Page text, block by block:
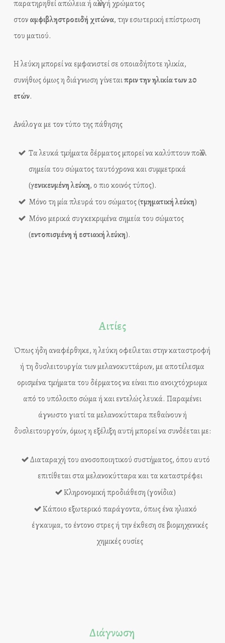
παρατηρηθεί απώλεια ή αλλαγή χρώματος
στοναμφιβληστροειδή χιτώνα, την εσωτερική επίστρωση
του ματιού.
Η λεύκη μπορεί να εμφανιστεί σε οποιαδήποτε ηλικία,
συνήθως όμως η διάγνωση γίνεταιπριν την ηλικία των 20
ετών.
Ανάλογα με τον τύπο της πάθησης
Τα λευκά τμήματα δέρματος μπορεί να καλύπτουν πολλά
σημεία του σώματος ταυτόχρονα και συμμετρικά
(γενικευμένη λεύκη, ο πιο κοινός τύπος).
Μόνο τη μία πλευρά του σώματος (τμηματική λεύκη)
Μόνο μερικά συγκεκριμένα σημεία του σώματος
(εντοπισμένη ή εστιακή λεύκη).
Αιτίες
Όπως ήδη αναφέρθηκε, η λεύκη οφείλεται στην καταστροφή
ή τη δυσλειτουργία των μελανοκυττάρων, με αποτέλεσμα
ορισμένα τμήματα του δέρματος να είναι πιο ανοιχτόχρωμα
από το υπόλοιπο σώμα ή και εντελώς λευκά. Παραμένει
άγνωστο γιατί τα μελανοκύτταρα πεθαίνουν ή
δυσλειτουργούν, όμως η εξέλιξη αυτή μπορεί να συνδέεται με:
Διαταραχή του ανοσοποιητικού συστήματος, όπου αυτό
επιτίθεται στα μελανοκύτταρα και τα καταστρέφει
Κληρονομική προδιάθεση (γονίδια)
Κάποιο εξωτερικό παράγοντα, όπως ένα ηλιακό
έγκαυμα, το έντονο στρες ή την έκθεση σε βιομηχανικές
χημικές ουσίες
Διάγνωση